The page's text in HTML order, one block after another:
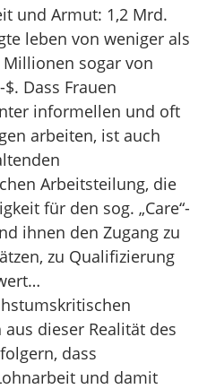
und Armut: 1,2 Mrd.
leben von weniger als
Millionen sogar von
Dass Frauen
informellen und oft
arbeiten, ist auch
Arbeitsteilung, die
für den sog. „Care“-
ihnen den Zugang zu
zu Qualifizierung
dieser Realität des
dass
und damit